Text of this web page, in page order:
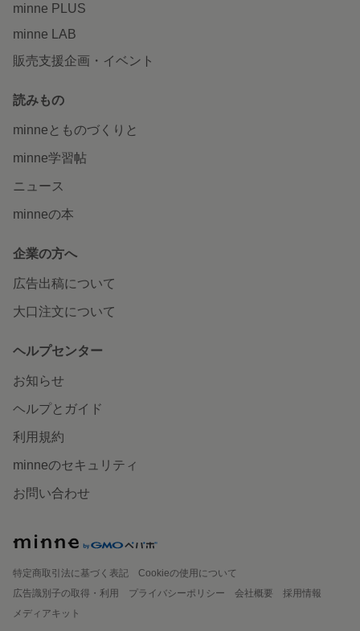
minne PLUS
minne LAB
販売支援企画・イベント
読みもの
minneとものづくりと
minne学習帖
ニュース
minneの本
企業の方へ
広告出稿について
大口注文について
ヘルプセンター
お知らせ
ヘルプとガイド
利用規約
minneのセキュリティ
お問い合わせ
特定商取引法に基づく表記
Cookieの使用について
広告識別子の取得・利用
プライバシーポリシー 会社概要
採用情報
メディアキット